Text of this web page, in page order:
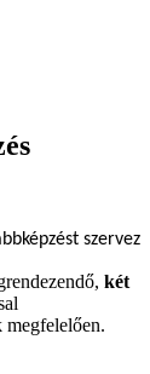
szervez
két
megfelelően.